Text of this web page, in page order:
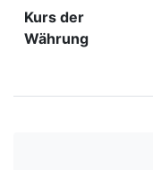
Kurs der
Währung